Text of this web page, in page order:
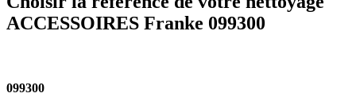
ACCESSOIRES Franke 099300
099300